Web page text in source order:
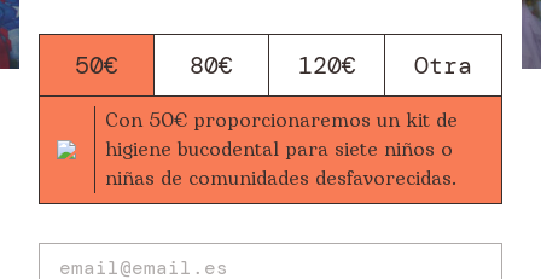
50€ 80€ 120€
Con 50€ proporcionaremos un kit de
higiene bucodental para siete niños o
niñas de comunidades desfavorecidas.